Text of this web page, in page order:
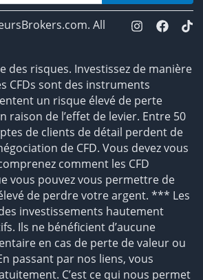
All
des risques. Investissez de manière
CFDs sont des instruments
un risque élevé de perte
raison de l’effet de levier. Entre 50
de clients de détail perdent de
de CFD. Vous devez vous
comment les CFD
vous pouvez vous permettre de
de perdre votre argent. *** Les
investissements hautement
Ils ne bénéficient d’aucune
en cas de perte de valeur ou
passant par nos liens, vous
C’est ce qui nous permet